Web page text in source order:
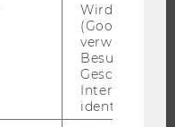
Wird von
(Google Tag
verwendet,
Besucher
Geschlecht
Interessen zu
identifizieren.